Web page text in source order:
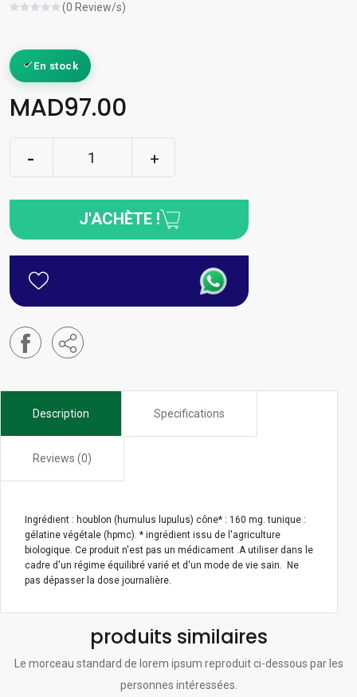
(0 Review/s)
En stock
MAD97.00
J'ACHÈTE !
Description Specifications
Reviews (0)
Ingrédient : houblon (humulus lupulus) cône* : 160 mg. tunique :
gélatine végétale (hpmc). * ingrédient issu de l'agriculture
biologique. Ce produit n'est pas un médicament .A utiliser dans le
cadre d'un régime équilibré varié et d'un mode de vie sain. Ne
pas dépasser la dose journalière.
produits similaires
Le morceau standard de lorem ipsum reproduit ci-dessous par les
personnes intéressées.